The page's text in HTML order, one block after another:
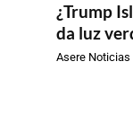
¿Trump
da luz
Asere Noticias